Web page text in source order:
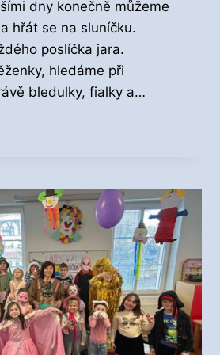
dny konečně můžeme
hřát se na sluníčku.
poslíčka jara.
hledáme při
bledulky, fialky a…